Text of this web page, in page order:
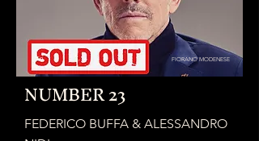
FIORANO MODENESE
NUMBER 23
FEDERICO BUFFA & ALESSANDRO